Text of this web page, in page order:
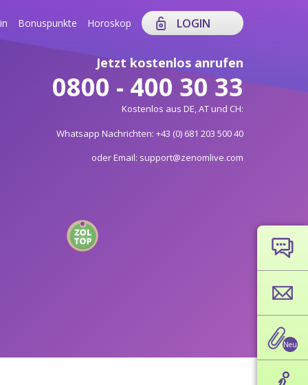
Bonuspunkte Horoskop LOGIN
Jetzt kostenlos anrufen
0800 - 400 30 33
Kostenlos aus DE, AT und CH:
Whatsapp Nachrichten: +43 (0) 681 203 500 40
oder Email: support@zenomlive.com